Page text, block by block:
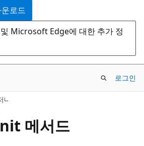
로드
Microsoft Edge에 대한 추가 정
로그인
메서드